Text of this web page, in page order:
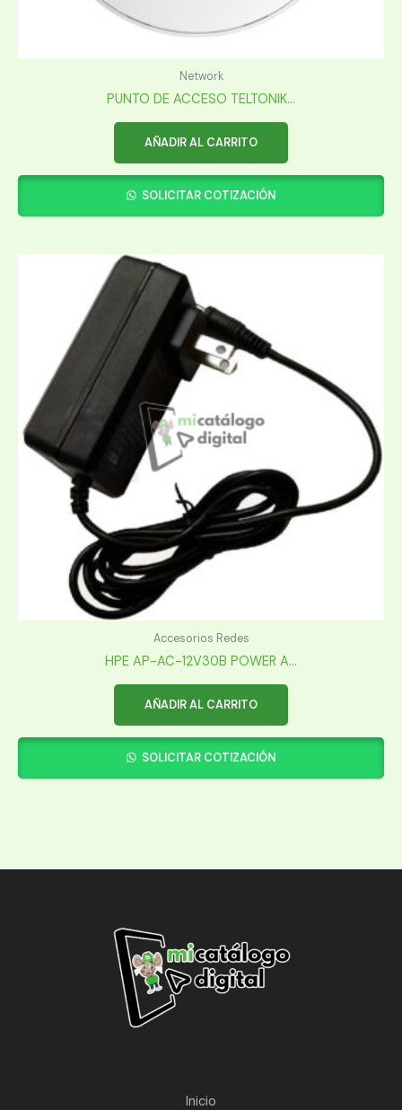
Network
PUNTO DE ACCESO TELTONIK...
AÑADIR AL CARRITO
SOLICITAR COTIZACIÓN
Accesorios Redes
HPE AP-AC-12V30B POWER A...
AÑADIR AL CARRITO
SOLICITAR COTIZACIÓN
Inicio